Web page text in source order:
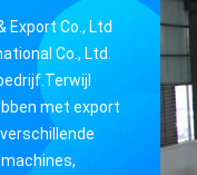
Export Co., Ltd
Co., Ltd.
met export